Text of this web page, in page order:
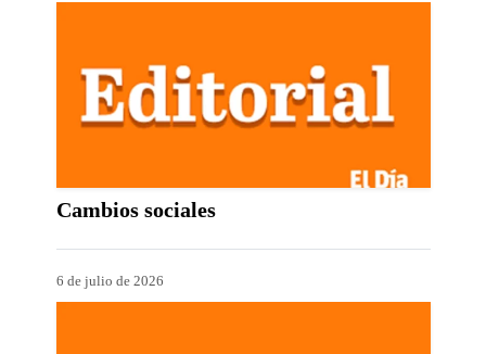
Cambios sociales
6 de julio de 2026